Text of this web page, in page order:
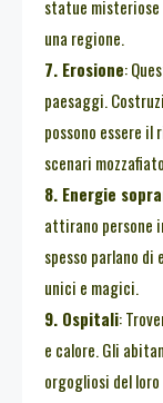
statue
una regione.
7. Erosione:
paesaggi.
possono essere il
scenari
8. Energie
attirano persone
spesso parlano
unici e magici.
9. Ospitali:
e calore. Gli
orgogliosi del